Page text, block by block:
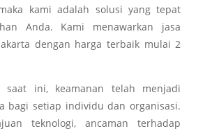
kami adalah solusi yang tepat
Anda. Kami menawarkan jasa
dengan harga terbaik mulai 2
ini, keamanan telah menjadi
bagi setiap individu dan organisasi.
teknologi, ancaman terhadap